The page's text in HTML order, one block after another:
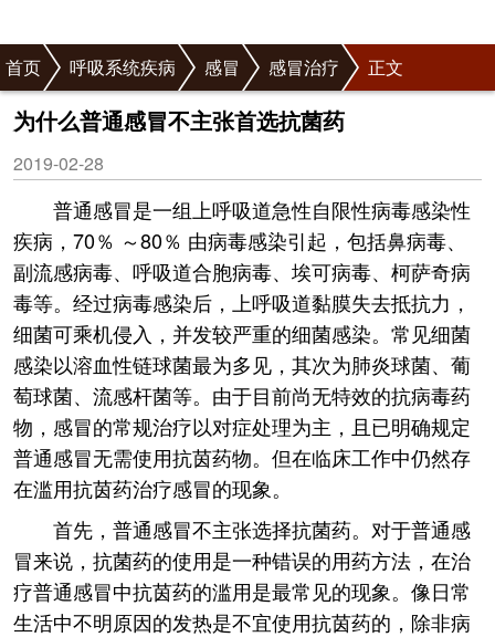
首页 呼吸系统疾病 感冒 感冒治疗 正文
为什么普通感冒不主张首选抗菌药
2019-02-28
普通感冒是一组上呼吸道急性自限性病毒感染性
疾病，70％ ～80％ 由病毒感染引起，包括鼻病毒、
副流感病毒、呼吸道合胞病毒、埃可病毒、柯萨奇病
毒等。经过病毒感染后，上呼吸道黏膜失去抵抗力，
细菌可乘机侵入，并发较严重的细菌感染。常见细菌
感染以溶血性链球菌最为多见，其次为肺炎球菌、葡
萄球菌、流感杆菌等。由于目前尚无特效的抗病毒药
物，感冒的常规治疗以对症处理为主，且已明确规定
普通感冒无需使用抗茵药物。但在临床工作中仍然存
在滥用抗茵药治疗感冒的现象。
首先，普通感冒不主张选择抗菌药。对于普通感
冒来说，抗菌药的使用是一种错误的用药方法，在治
疗普通感冒中抗茵药的滥用是最常见的现象。像日常
生活中不明原因的发热是不宜使用抗茵药的，除非病